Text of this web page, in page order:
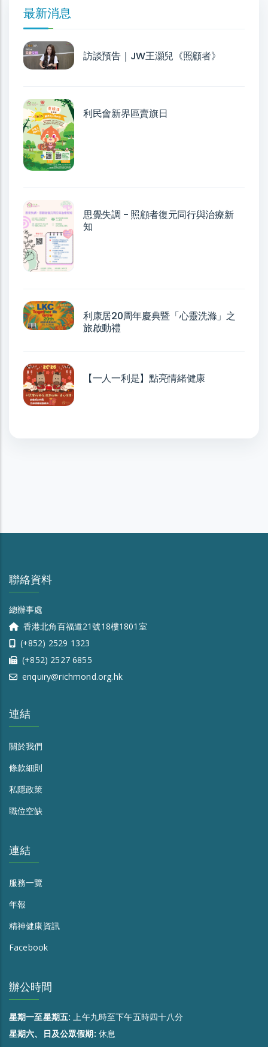
最新消息
訪談預告｜JW王灝兒《照顧者》
利民會新界區賣旗日
思覺失調 - 照顧者復元同行與治療新
知
利康居20周年慶典暨「心靈洗滌」之
旅啟動禮
【一人一利是】點亮情緒健康
聯絡資料
總辦事處
香港北角百福道21號18樓1801室
(+852) 2529 1323
(+852) 2527 6855
enquiry@richmond.org.hk
連結
關於我們
條款細則
私隱政策
職位空缺
連結
服務一覽
年報
精神健康資訊
Facebook
辦公時間
星期一至星期五:上午九時至下午五時四十八分
星期六、日及公眾假期: 休息